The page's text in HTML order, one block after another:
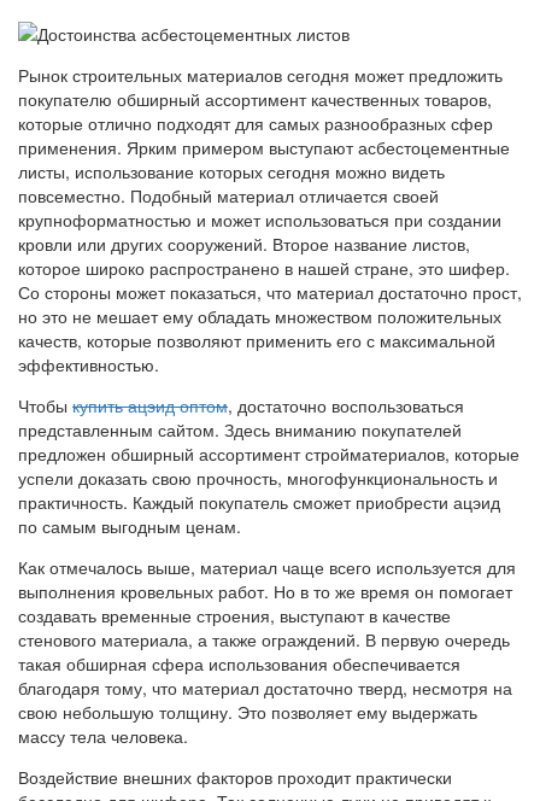
Рынок строительных материалов сегодня может предложить
покупателю обширный ассортимент качественных товаров,
которые отлично подходят для самых разнообразных сфер
применения. Ярким примером выступают асбестоцементные
листы, использование которых сегодня можно видеть
повсеместно. Подобный материал отличается своей
крупноформатностью и может использоваться при создании
кровли или других сооружений. Второе название листов,
которое широко распространено в нашей стране, это шифер.
Со стороны может показаться, что материал достаточно прост,
но это не мешает ему обладать множеством положительных
качеств, которые позволяют применить его с максимальной
эффективностью.
Чтобы купить ацэид оптом, достаточно воспользоваться
представленным сайтом. Здесь вниманию покупателей
предложен обширный ассортимент стройматериалов, которые
успели доказать свою прочность, многофункциональность и
практичность. Каждый покупатель сможет приобрести ацэид
по самым выгодным ценам.
Как отмечалось выше, материал чаще всего используется для
выполнения кровельных работ. Но в то же время он помогает
создавать временные строения, выступают в качестве
стенового материала, а также ограждений. В первую очередь
такая обширная сфера использования обеспечивается
благодаря тому, что материал достаточно тверд, несмотря на
свою небольшую толщину. Это позволяет ему выдержать
массу тела человека.
Воздействие внешних факторов проходит практически